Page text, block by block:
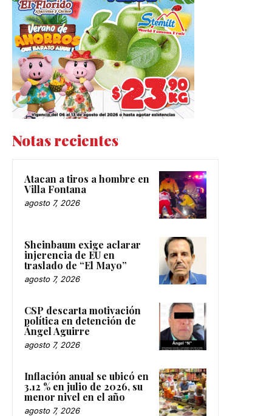
Notas recientes
Atacan a tiros a hombre en
Villa Fontana
agosto 7, 2026
Sheinbaum exige aclarar
injerencia de EU en
traslado de “El Mayo”
agosto 7, 2026
CSP descarta motivación
política en detención de
Ángel Aguirre
agosto 7, 2026
Inflación anual se ubicó en
3.12 % en julio de 2026, su
menor nivel en el año
agosto 7, 2026